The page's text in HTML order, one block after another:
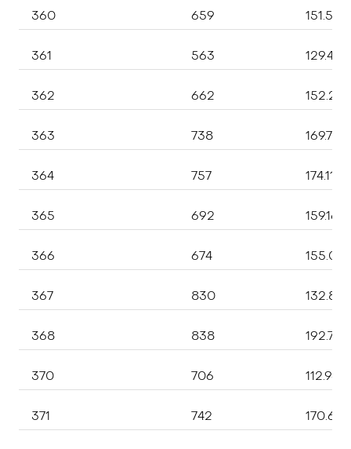
360 659
361 563
362 662
363 738
364 757
365 692
366 674
367 830
368 838
370 706
371 742